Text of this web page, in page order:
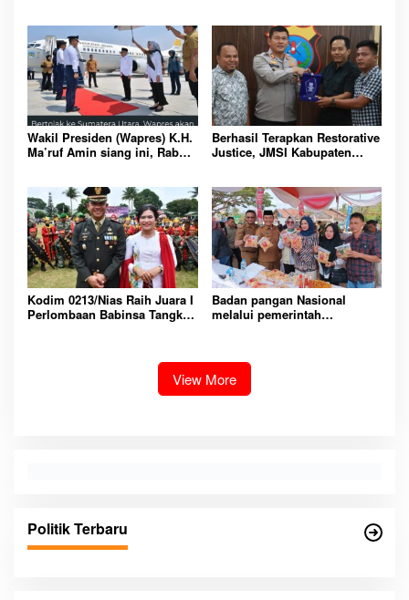
Trafficking Anak Dibawah
Umur
kepramukaan bagi warga
binaan
Wakil Presiden (Wapres) K.H.
Ma’ruf Amin siang ini, Rabu
Provinsi Sumatera Utara
(Sumut).
Berhasil Terapkan Restorative
Justice, JMSI Kabupaten
Sipayung
Kodim 0213/Nias Raih Juara I
Perlombaan Babinsa Tangkas
(TNI) Ke 78 Tahun 2023 Se
Badan pangan Nasional
melalui pemerintah
View More
Politik Terbaru